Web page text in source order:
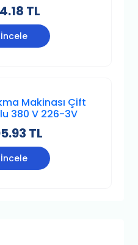
TL
Makinası Çift
380 V 226-3V
TL